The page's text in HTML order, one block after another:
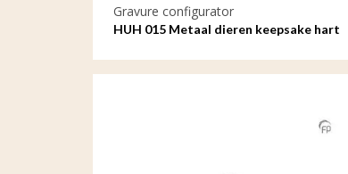
Gravure configurator
HUH 015 Metaal dieren keepsake hart